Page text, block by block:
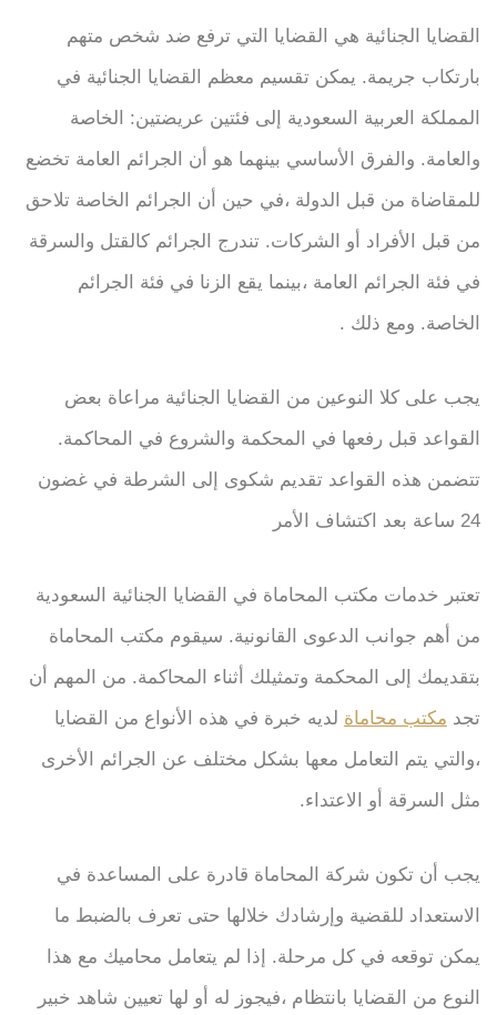
القضايا الجنائية هي القضايا التي ترفع ضد شخص متهم
بارتكاب جريمة. يمكن تقسيم معظم القضايا الجنائية في
المملكة العربية السعودية إلى فئتين عريضتين: الخاصة
والعامة. والفرق الأساسي بينهما هو أن الجرائم العامة تخضع
للمقاضاة من قبل الدولة ،في حين أن الجرائم الخاصة تلاحق
من قبل الأفراد أو الشركات. تندرج الجرائم كالقتل والسرقة
في فئة الجرائم العامة ،بينما يقع الزنا في فئة الجرائم
الخاصة. ومع ذلك .
يجب على كلا النوعين من القضايا الجنائية مراعاة بعض
القواعد قبل رفعها في المحكمة والشروع في المحاكمة.
تتضمن هذه القواعد تقديم شكوى إلى الشرطة في غضون
24 ساعة بعد اكتشاف الأمر
تعتبر خدمات مكتب المحاماة في القضايا الجنائية السعودية
من أهم جوانب الدعوى القانونية. سيقوم مكتب المحاماة
بتقديمك إلى المحكمة وتمثيلك أثناء المحاكمة. من المهم أن
تجد مكتب محاماة لديه خبرة في هذه الأنواع من القضايا
،والتي يتم التعامل معها بشكل مختلف عن الجرائم الأخرى
مثل السرقة أو الاعتداء.
يجب أن تكون شركة المحاماة قادرة على المساعدة في
الاستعداد للقضية وإرشادك خلالها حتى تعرف بالضبط ما
يمكن توقعه في كل مرحلة. إذا لم يتعامل محاميك مع هذا
النوع من القضايا بانتظام ،فيجوز له أو لها تعيين شاهد خبير